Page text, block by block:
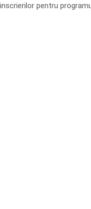
inscrierilor pentru